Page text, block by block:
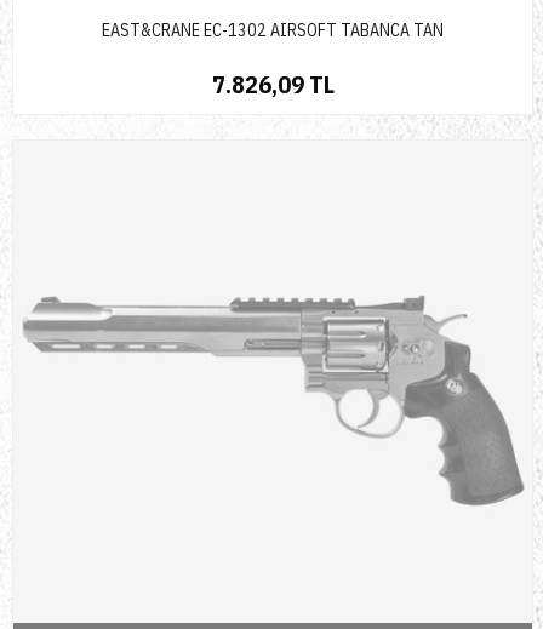
EAST&CRANE EC-1302 AIRSOFT TABANCA TAN
7.826,09 TL